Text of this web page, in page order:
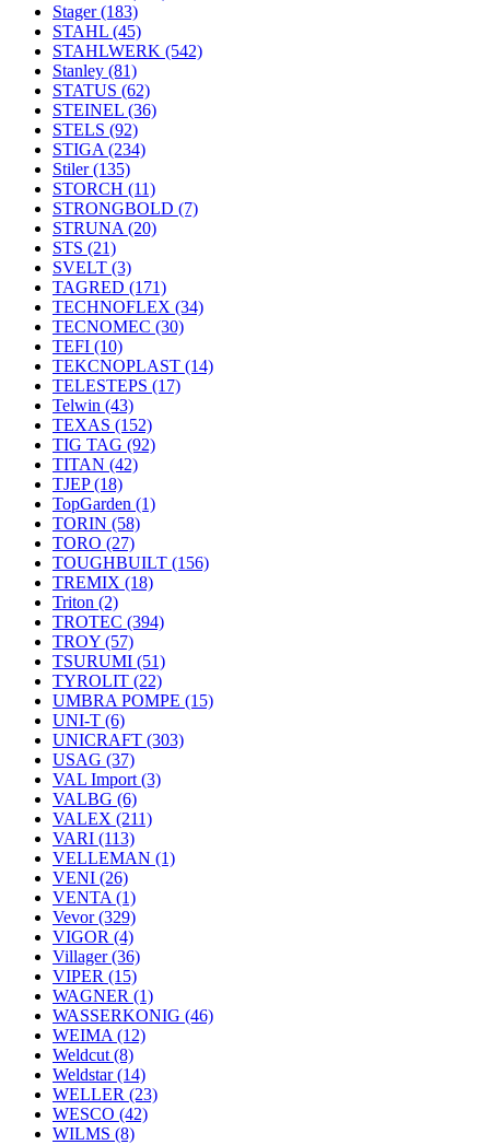
Stager(183)
STAHL (45)
STAHLWERK (542)
Stanley (81)
STATUS (62)
STEINEL (36)
STELS (92)
STIGA (234)
Stiler(135)
STORCH (11)
STRONGBOLD (7)
STRUNA (20)
STS (21)
SVELT (3)
TAGRED (171)
TECHNOFLEX (34)
TECNOMEC (30)
TEFI (10)
TEKCNOPLAST (14)
TELESTEPS (17)
Telwin (43)
TEXAS (152)
TIG TAG (92)
TITAN (42)
TJEP(18)
TopGarden (1)
TORIN (58)
TORO (27)
TOUGHBUILT (156)
TREMIX (18)
Triton (2)
TROTEC (394)
TROY (57)
TSURUMI (51)
TYROLIT (22)
UMBRA POMPE (15)
UNI-T (6)
UNICRAFT (303)
USAG (37)
VAL Import (3)
VALBG (6)
VALEX (211)
VARI (113)
VELLEMAN (1)
VENI (26)
VENTA (1)
Vevor(329)
VIGOR (4)
Villager(36)
VIPER (15)
WAGNER (1)
WASSERKONIG (46)
WEIMA (12)
Weldcut (8)
Weldstar(14)
WELLER (23)
WESCO (42)
WILMS (8)